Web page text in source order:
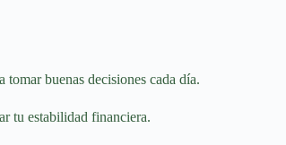
buenas decisiones cada día.
tu estabilidad financiera.